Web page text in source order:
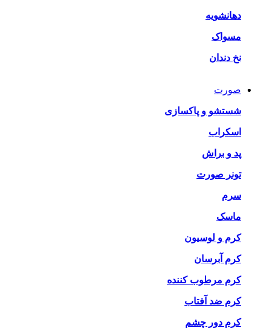
دهانشویه
مسواک
نخ دندان
صورت
شستشو و پاکسازی
اسکراب
پد و براش
تونر صورت
سرم
ماسک
کرم و لوسیون
کرم آبرسان
کرم مرطوب کننده
کرم ضد آفتاب
کرم دور چشم